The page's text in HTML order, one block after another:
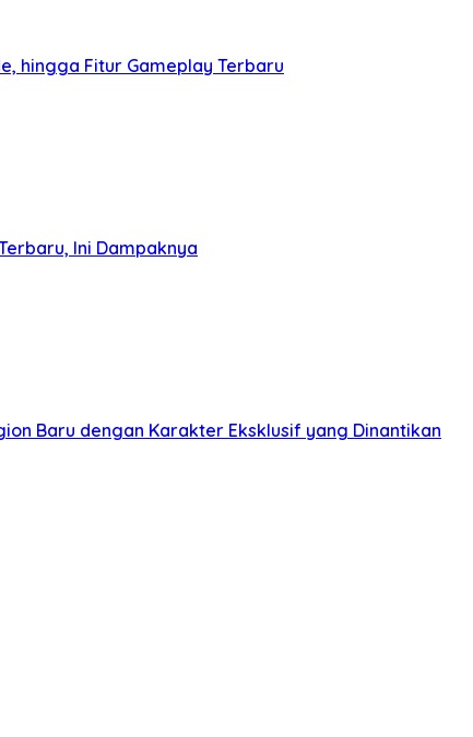
hingga Fitur Gameplay Terbaru
Ini Dampaknya
Baru dengan Karakter Eksklusif yang Dinantikan